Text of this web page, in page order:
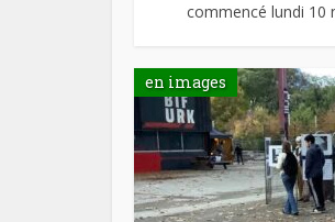
commencé lundi 10
en images